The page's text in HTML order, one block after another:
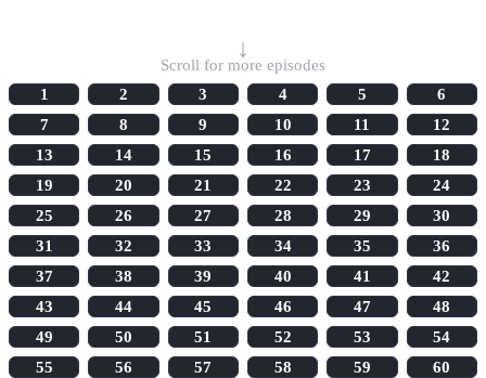
↓
Scroll for more episodes
1
2 3 4 5
6
7
8 9 10 11
12
13
14 15 16 17
18
19
20 21 22 23
24
25
26 27 28 29
30
31
32 33 34 35
36
37
38 39 40 41
42
43
44 45 46 47
48
49
50 51 52 53
54
55
56 57 58 59
60